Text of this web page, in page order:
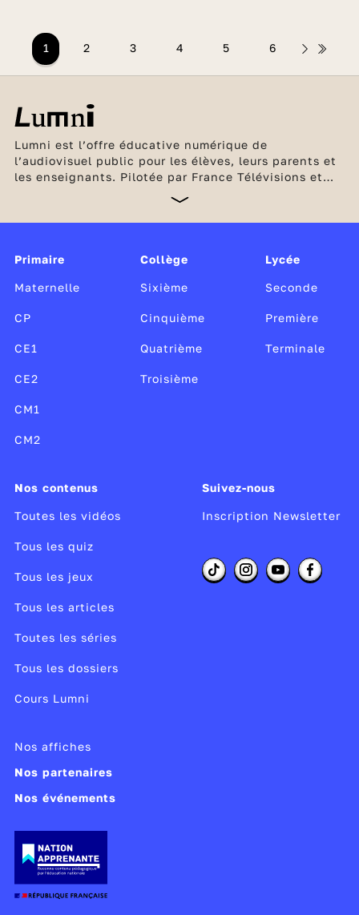
1 2 3 4 5 6
Lumni est l’offre éducative numérique de
l’audiovisuel public pour les élèves, leurs parents et
les enseignants. Pilotée par France Télévisions et
unique, gratuite et sans publicité est soutenue par le
Canopé, le CLEMI, ainsi que par le ministère de la
Primaire
Maternelle
CP
CE1
CE2
CM1
CM2
Collège
Sixième
Cinquième
Quatrième
Troisième
Lycée
Seconde
Première
Terminale
Nos contenus
Toutes les vidéos
Tous les quiz
Tous les jeux
Tous les articles
Toutes les séries
Tous les dossiers
Cours Lumni
Suivez-nous
Inscription Newsletter
Nos affiches
Nos partenaires
Nos événements